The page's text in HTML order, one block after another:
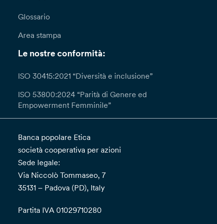
Glossario
Area stampa
Le nostre conformità:
ISO 30415:2021 “Diversità e inclusione”
ISO 53800:2024 “Parità di Genere ed
Empowerment Femminile”
Banca popolare Etica
società cooperativa per azioni
Sede legale:
Via Niccolò Tommaseo, 7
35131 – Padova (PD), Italy
Partita IVA 01029710280